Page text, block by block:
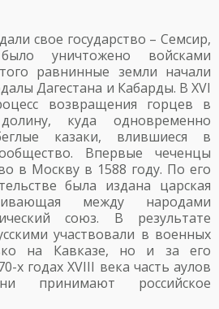
свое государство – Семсир,
уничтожено войсками
равнинные земли начали
Дагестана и Кабарды. В XVI
возвращения горцев в
куда одновременно
казаки, влившиеся в
Впервые чеченцы
в Москву в 1588 году. По его
была издана царская
между народами
союз. В результате
участвовали в военных
на Кавказе, но и за его
х годах XVIII века часть аулов
принимают российское